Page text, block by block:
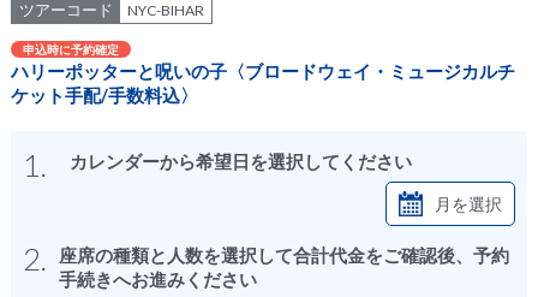
ツアーコード NYC-BIHAR
申込時に予約確定
ハリーポッターと呪いの子〈ブロードウェイ・ミュージカルチ
ケット手配/手数料込〉
1. カレンダーから希望日を選択してください
月を選択
2.
座席の種類と人数を選択して合計代金をご確認後、予約
手続きへお進みください